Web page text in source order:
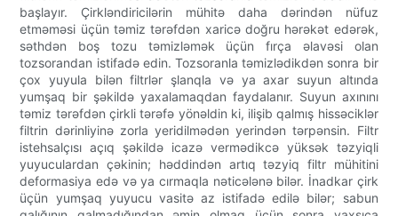
başlayır. Çirkləndiricilərin mühitə daha dərindən nüfuz
etməməsi üçün təmiz tərəfdən xaricə doğru hərəkət edərək,
səthdən boş tozu təmizləmək üçün fırça əlavəsi olan
tozsorandan istifadə edin. Tozsoranla təmizlədikdən sonra bir
çox yuyula bilən filtrlər şlanqla və ya axar suyun altında
yumşaq bir şəkildə yaxalamaqdan faydalanır. Suyun axınını
təmiz tərəfdən çirkli tərəfə yönəldin ki, ilişib qalmış hissəciklər
filtrin dərinliyinə zorla yeridilmədən yerindən tərpənsin. Filtr
istehsalçısı açıq şəkildə icazə vermədikcə yüksək təzyiqli
yuyuculardan çəkinin; həddindən artıq təzyiq filtr mühitini
deformasiya edə və ya cırmaqla nəticələnə bilər. İnadkar çirk
üçün yumşaq yuyucu vasitə az istifadə edilə bilər; sabun